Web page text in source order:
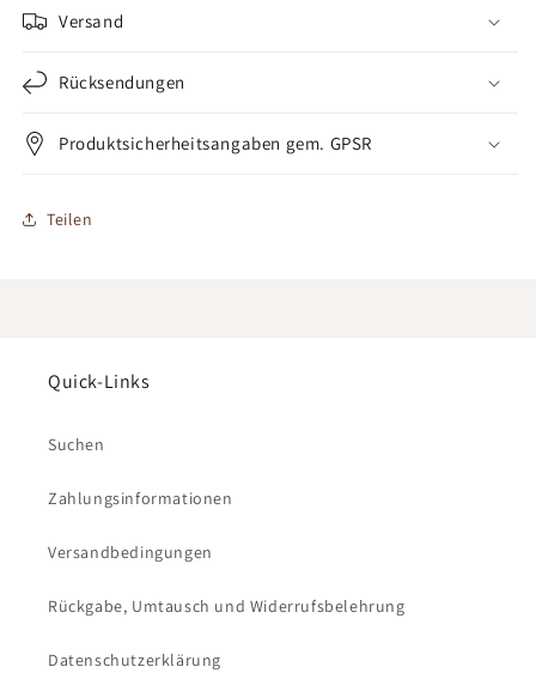
Versand
Rücksendungen
Produktsicherheitsangaben gem. GPSR
Teilen
Quick-Links
Suchen
Zahlungsinformationen
Versandbedingungen
Rückgabe, Umtausch und Widerrufsbelehrung
Datenschutzerklärung